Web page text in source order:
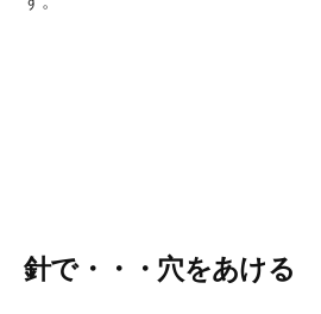
針で・・・穴をあける